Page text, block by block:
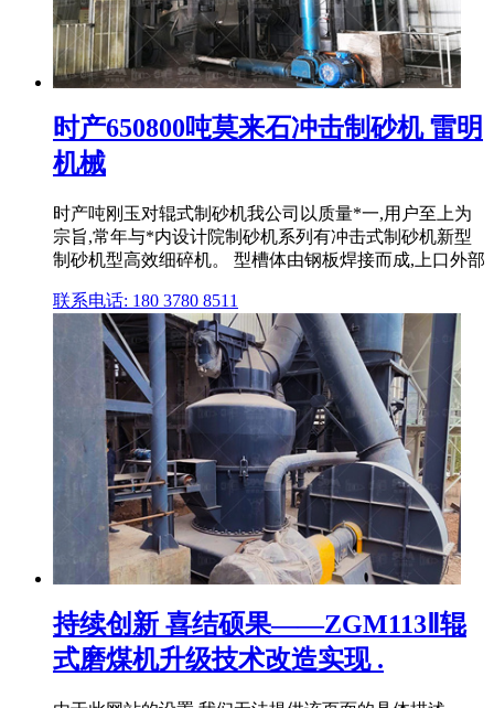
时产650800吨莫来石冲击制砂机 雷明
机械
时产吨刚玉对辊式制砂机我公司以质量*一,用户至上为
宗旨,常年与*内设计院制砂机系列有冲击式制砂机新型
制砂机型高效细碎机。 型槽体由钢板焊接而成,上口外部
联系电话: 180 3780 8511
持续创新 喜结硕果——ZGM113Ⅱ辊
式磨煤机升级技术改造实现 .